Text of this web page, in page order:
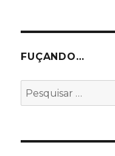
FUÇANDO…
Pesquisar
por: